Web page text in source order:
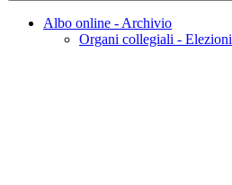
Albo online - Archivio
Organi collegiali - Elezioni